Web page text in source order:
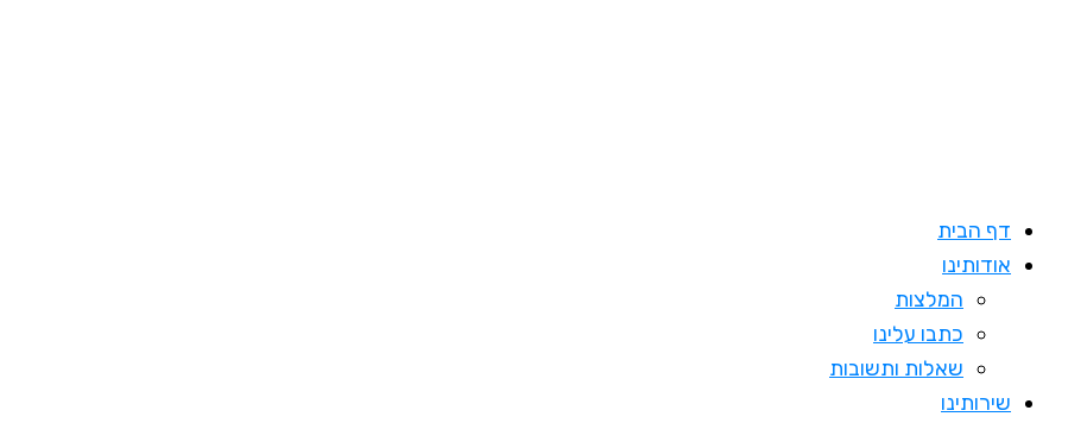
דף הבית
אודותינו
המלצות
כתבו עלינו
שאלות ותשובות
שירותינו